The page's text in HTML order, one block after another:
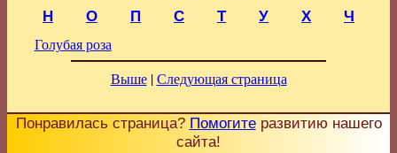
Н
О П С Т У Х Ч
Голубая роза
Выше|Следующая страница
Понравилась страница? Помогитеразвитию нашего
сайта!